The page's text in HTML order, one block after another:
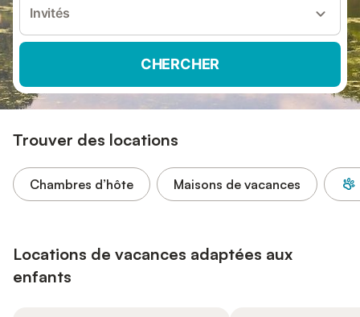
Invités
CHERCHER
Trouver des locations
Chambres d’hôte Maisons de vacances
Locations de vacances adaptées aux
enfants